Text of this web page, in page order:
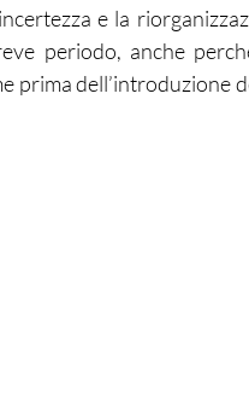
e la
periodo, anche
prima dell’introduzione